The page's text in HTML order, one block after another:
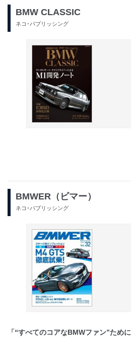
BMW CLASSIC
ネコ･パブリッシング
BMWER（ビマー）
ネコ･パブリッシング
「“すべてのコアなBMWファン”ために